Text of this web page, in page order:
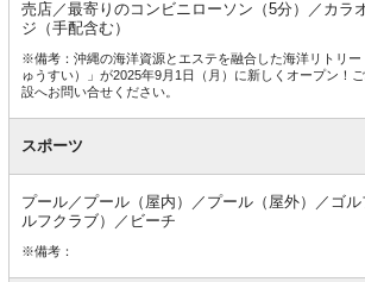
売店／最寄りのコンビニローソン（5分）／カラ
ジ（手配含む）
※備考：沖縄の海洋資源とエステを融合した海洋リトリー
ゅうすい）」が2025年9月1日（月）に新しくオープン！
設へお問い合せください。
スポーツ
プール／プール（屋内）／プール（屋外）／ゴ
ルフクラブ）／ビーチ
※備考：